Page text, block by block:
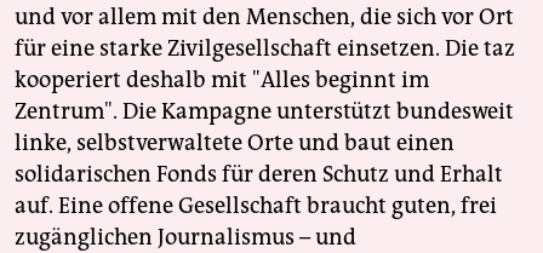
und vor allem mit den Menschen, die sich vor Ort
für eine starke Zivilgesellschaft einsetzen. Die taz
kooperiert deshalb mit "Alles beginnt im
Zentrum". Die Kampagne unterstützt bundesweit
linke, selbstverwaltete Orte und baut einen
solidarischen Fonds für deren Schutz und Erhalt
auf. Eine offene Gesellschaft braucht guten, frei
zugänglichen Journalismus – und